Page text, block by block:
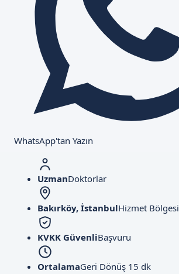
WhatsApp'tan Yazın
UzmanDoktorlar
Bakırköy, İstanbulHizmet Bölgesi
KVKK GüvenliBaşvuru
OrtalamaGeri Dönüş 15 dk